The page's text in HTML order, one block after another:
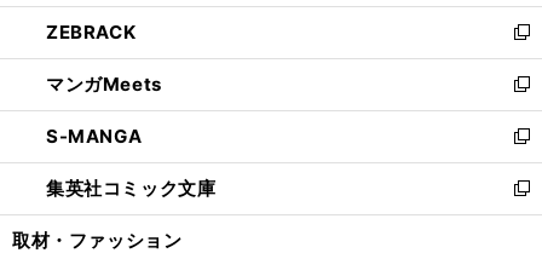
開
く
ウ
で
開
く
ン
ド
ウ
で
開
く
ウ
ィ
ン
ド
ウ
で
開
く
し
い
ウ
ィ
ン
ド
ウ
で
開
ZEBRACK
新
し
い
ウ
ィ
ン
ド
ウ
マンガMeets
新
し
い
ウ
ィ
ン
S-MANGA
新
し
い
ウ
集英社コミック文庫
新
し
取材・ファッション